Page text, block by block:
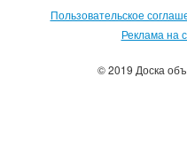
Пользовательское
Реклама на
© 2019 Доска